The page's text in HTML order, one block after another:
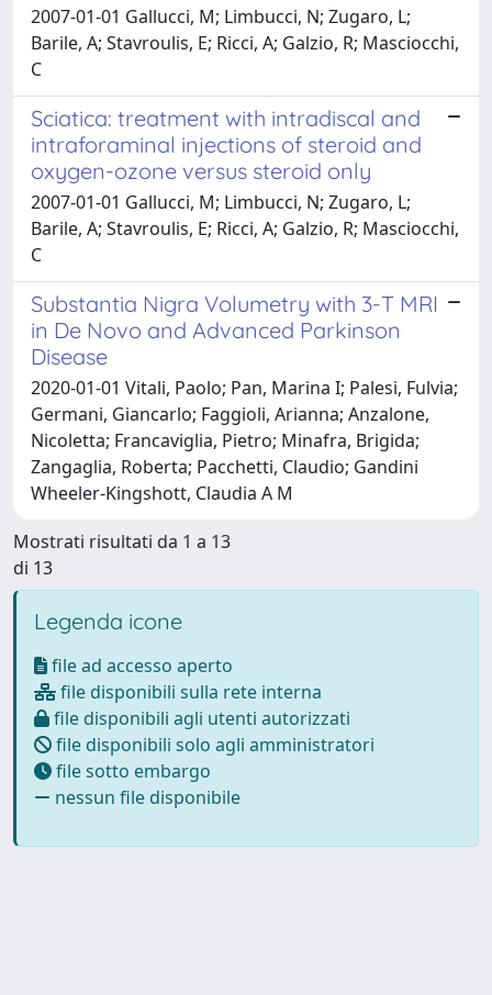
2007-01-01 Gallucci, M; Limbucci, N; Zugaro, L;
Barile, A; Stavroulis, E; Ricci, A; Galzio, R; Masciocchi,
C
Sciatica: treatment with intradiscal and
intraforaminal injections of steroid and
oxygen-ozone versus steroid only
2007-01-01 Gallucci, M; Limbucci, N; Zugaro, L;
Barile, A; Stavroulis, E; Ricci, A; Galzio, R; Masciocchi,
C
Substantia Nigra Volumetry with 3-T MRI
in De Novo and Advanced Parkinson
Disease
2020-01-01 Vitali, Paolo; Pan, Marina I; Palesi, Fulvia;
Germani, Giancarlo; Faggioli, Arianna; Anzalone,
Nicoletta; Francaviglia, Pietro; Minafra, Brigida;
Zangaglia, Roberta; Pacchetti, Claudio; Gandini
Wheeler-Kingshott, Claudia A M
Mostrati risultati da 1 a 13
di 13
Legenda icone
file ad accesso aperto
file disponibili sulla rete interna
file disponibili agli utenti autorizzati
file disponibili solo agli amministratori
file sotto embargo
nessun file disponibile